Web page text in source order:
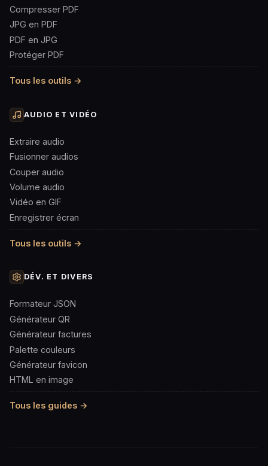
Compresser PDF
JPG en PDF
PDF en JPG
Protéger PDF
Tous les outils →
AUDIO ET VIDÉO
Extraire audio
Fusionner audios
Couper audio
Volume audio
Vidéo en GIF
Enregistrer écran
Tous les outils →
DÉV. ET DIVERS
Formateur JSON
Générateur QR
Générateur factures
Palette couleurs
Générateur favicon
HTML en image
Tous les guides →